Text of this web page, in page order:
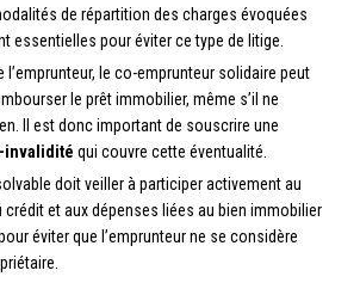
de répartition des charges évoquées
essentielles pour éviter ce type de litige.
l’emprunteur, le co-emprunteur solidaire peut
le prêt immobilier, même s’il ne
Il est donc important de souscrire une
invalidité qui couvre cette éventualité.
doit veiller à participer activement au
et aux dépenses liées au bien immobilier
éviter que l’emprunteur ne se considère